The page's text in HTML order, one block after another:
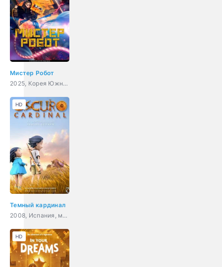
Мистер Робот
2025, Корея Южная, мультфильм, боевик, фантастика
Темный кардинал
2008, Испания, мультфильм, короткометражка
HD
HD